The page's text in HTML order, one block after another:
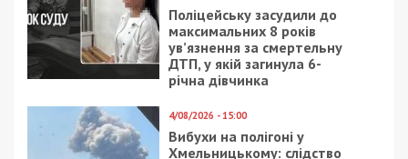
На Южнобужском направлении действия
противника характеризовались проведением
мероприятий по восстановлению
боеспособности, пополнению запасов,
инженерному оборудованию позиций в районах
населенных пунктов Любимовка, Петровка,
Крещеновка и усилению своих передовых
позиций, вероятно, подразделениям